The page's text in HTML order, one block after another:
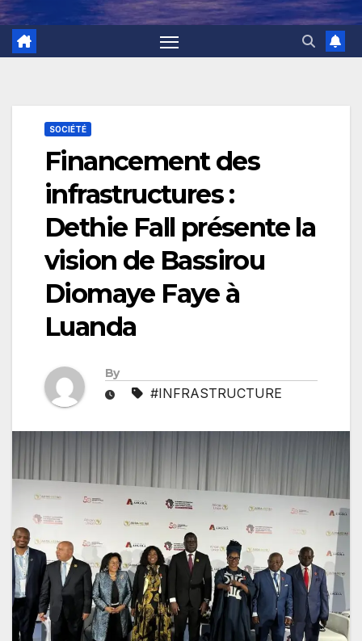
SOCIÉTÉ
Financement des
infrastructures :
Dethie Fall présente la
vision de Bassirou
Diomaye Faye à
Luanda
By
#INFRASTRUCTURE